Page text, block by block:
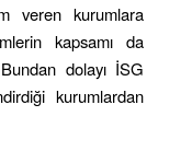
veren kurumlara
kapsamı da
dolayı İSG
kurumlardan